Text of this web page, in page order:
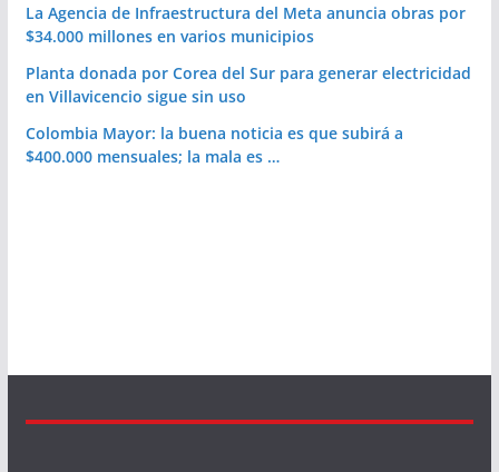
La Agencia de Infraestructura del Meta anuncia obras por
$34.000 millones en varios municipios
Planta donada por Corea del Sur para generar electricidad
en Villavicencio sigue sin uso
Colombia Mayor: la buena noticia es que subirá a
$400.000 mensuales; la mala es …